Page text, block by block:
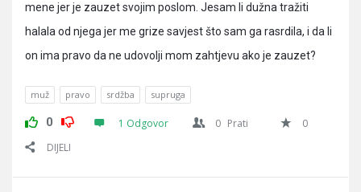
mene jer je zauzet svojim poslom. Jesam li dužna tražiti
halala od njega jer me grize savjest što sam ga rasrdila, i da li
on ima pravo da ne udovolji mom zahtjevu ako je zauzet?
muž pravo srdžba supruga
0 1 Odgovor 0 Prati
0
DIJELI